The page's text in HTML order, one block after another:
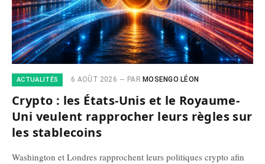
ACTUALITÉS 6 AOÛT 2026 PAR MOSENGO LÉON
Crypto : les États-Unis et le Royaume-
Uni veulent rapprocher leurs règles sur
les stablecoins
Washington et Londres rapprochent leurs politiques crypto afin